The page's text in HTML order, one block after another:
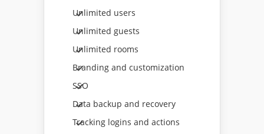
Unlimited users
Unlimited guests
Unlimited rooms
Branding and customization
SSO
Data backup and recovery
Tracking logins and actions